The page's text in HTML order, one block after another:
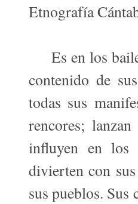
Etnografía
Es en los
contenido de
todas sus
rencores;
influyen en los
divierten con
sus pueblos. Sus